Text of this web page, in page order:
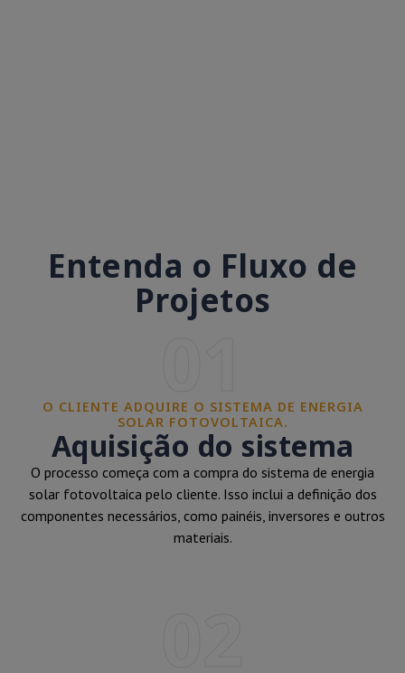
Entenda o Fluxo de
Projetos
O CLIENTE ADQUIRE O SISTEMA DE ENERGIA
SOLAR FOTOVOLTAICA.
Aquisição do sistema
O processo começa com a compra do sistema de energia
solar fotovoltaica pelo cliente. Isso inclui a definição dos
componentes necessários, como painéis, inversores e outros
materiais.